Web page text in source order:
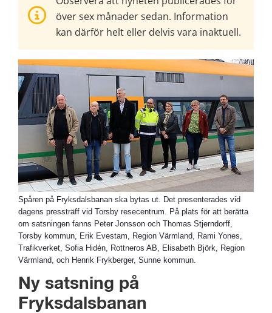
över sex månader sedan. Information
kan därför helt eller delvis vara inaktuell.
Spåren på Fryksdalsbanan ska bytas ut. Det presenterades vid
dagens pressträff vid Torsby resecentrum. På plats för att berätta
om satsningen fanns Peter Jonsson och Thomas Stjerndorff,
Torsby kommun, Erik Evestam, Region Värmland, Rami Yones,
Trafikverket, Sofia Hidén, Rottneros AB, Elisabeth Björk, Region
Värmland, och Henrik Frykberger, Sunne kommun.
Ny satsning på
Fryksdalsbanan